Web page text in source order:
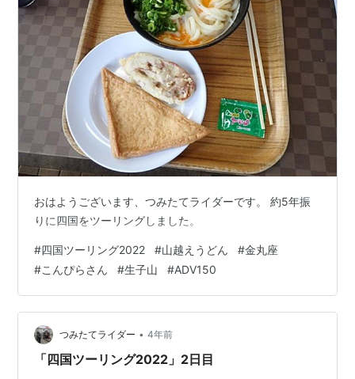
おはようございます、つみたてライダーです。 約5年振
りに四国をツーリングしました。
#四国ツーリング2022 #山越えうどん #金丸座
#こんぴらさん #生子山 #ADV150
つみたてライダー • 4年前
「四国ツーリング2022」2日目